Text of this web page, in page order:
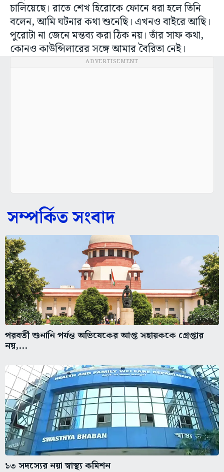
চালিয়েছে। রাতে শেখ হিরোকে ফোনে ধরা হলে তিনি
বলেন, আমি ঘটনার কথা শুনেছি। এখনও বাইরে আছি।
পুরোটা না জেনে মন্তব্য করা ঠিক নয়। তাঁর সাফ কথা,
কোনও কাউন্সিলারের সঙ্গে আমার বৈরিতা নেই।
ADVERTISEMENT
সম্পর্কিত সংবাদ
পরবর্তী শুনানি পর্যন্ত অভিষেকের আপ্ত সহায়ককে গ্রেপ্তার
নয়,...
১৩ সদস্যের নয়া স্বাস্থ্য কমিশন